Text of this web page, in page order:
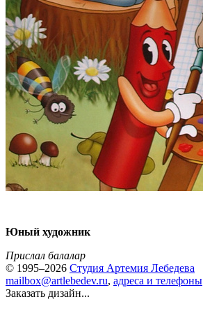
Юный художник
Прислал балалар
© 1995–2026 Студия Артемия Лебедева
mailbox@artlebedev.ru, адреса и телефоны
Заказать дизайн...